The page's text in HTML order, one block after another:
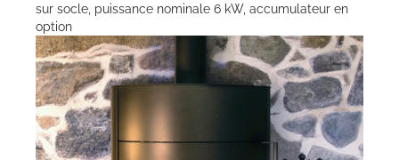
sur socle, puissance nominale 6 kW, accumulateur en
option